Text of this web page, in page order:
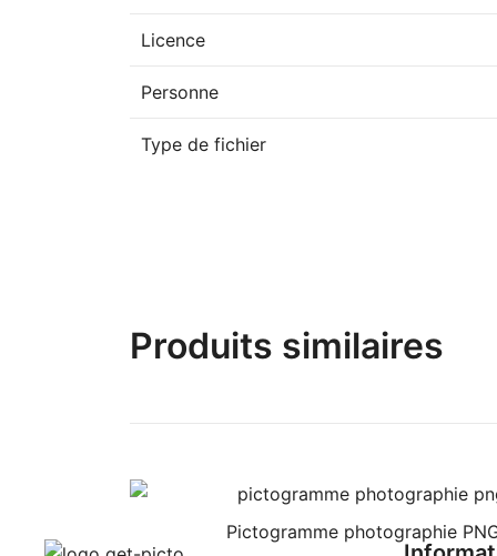
Licence
Personne
Type de fichier
Produits similaires
Pictogramme photographie